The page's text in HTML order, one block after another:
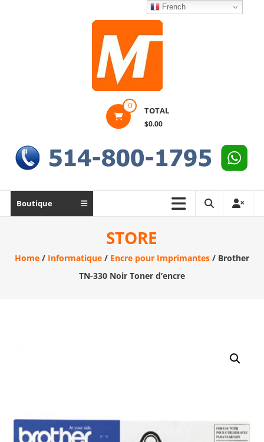
et
vente
Ordinateur,
cellulaire
0 TOTAL
$0.00
Boutique
STORE
Home/ Informatique/ Encre pour Imprimantes/ Brother
TN-330 Noir Toner d’encre
French